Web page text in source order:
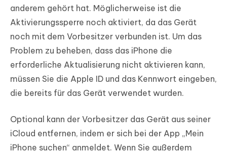
anderem gehört hat. Möglicherweise ist die
Aktivierungssperre noch aktiviert, da das Gerät
noch mit dem Vorbesitzer verbunden ist. Um das
Problem zu beheben, dass das iPhone die
erforderliche Aktualisierung nicht aktivieren kann,
müssen Sie die Apple ID und das Kennwort eingeben,
die bereits für das Gerät verwendet wurden.
Optional kann der Vorbesitzer das Gerät aus seiner
iCloud entfernen, indem er sich bei der App „Mein
iPhone suchen“ anmeldet. Wenn Sie außerdem